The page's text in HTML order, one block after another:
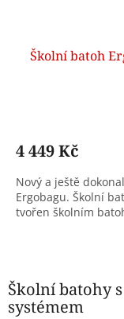
Školní batoh
4 449 Kč
Nový a ještě
Ergobagu. Školní
tvořen školním
Školní batohy
systémem